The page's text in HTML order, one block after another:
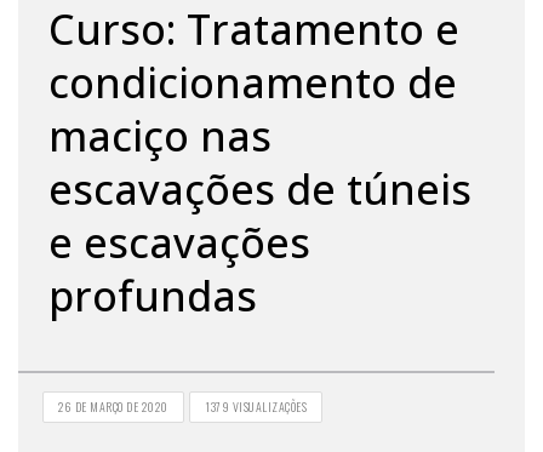
Curso: Tratamento e
condicionamento de
maciço nas
escavações de túneis
e escavações
profundas
26 DE MARÇO DE 2020 1379 VISUALIZAÇÕES